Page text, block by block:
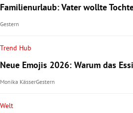
Familienurlaub: Vater wollte
Gestern
Trend Hub
Neue Emojis 2026: Warum das
Monika KässerGestern
Welt